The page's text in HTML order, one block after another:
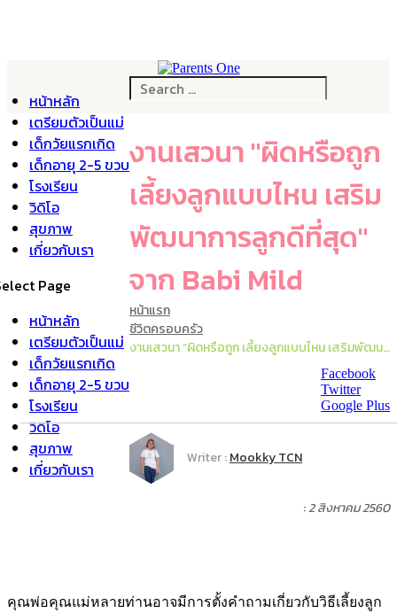
หน้าหลัก
เตรียมตัวเป็นแม่
เด็กวัยแรกเกิด
เด็กอายุ 2-5 ขวบ
โรงเรียน
วิดิโอ
สุขภาพ
เกี่ยวกับเรา
Page
หน้าหลัก
เตรียมตัวเป็นแม่
เด็กวัยแรกเกิด
เด็กอายุ 2-5 ขวบ
โรงเรียน
วิดิโอ
สุขภาพ
เกี่ยวกับเรา
งานเสวนา "ผิดหรือถูก
เลี้ยงลูกแบบไหน เสริม
พัฒนาการลูกดีที่สุด"
จาก Babi Mild
หน้าแรก
ชีวิตครอบครัว
งานเสวนา “ผิดหรือถูก เลี้ยงลูกแบบไหน เสริมพัฒนาการลูกดีที่สุด” จาก Babi Mild
Facebook
Twitter
Google Plus
Writer :Mookky TCN
:2 สิงหาคม 2560
คุณพ่อคุณแม่หลายท่านอาจมีการตั้งคำถามเกี่ยวกับวิธีเลี้ยงลูก